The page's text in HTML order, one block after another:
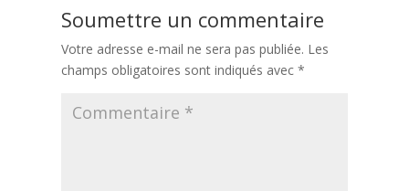
Soumettre un commentaire
Votre adresse e-mail ne sera pas publiée. Les
champs obligatoires sont indiqués avec*